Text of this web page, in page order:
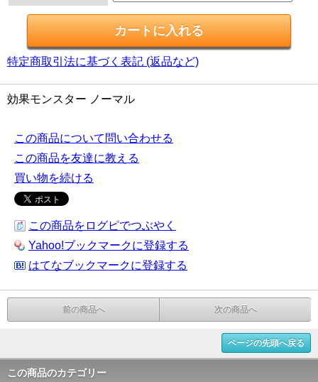
特定商取引法に基づく表記 (返品など)
効果モンスター ノーマル
この商品について問い合わせる
この商品を友達に教える
買い物を続ける
この商品をログピでつぶやく
Yahoo!ブックマークに登録する
はてなブックマークに登録する
前の商品へ 次の商品へ
ページの先頭へ戻る
この商品のカテゴリー